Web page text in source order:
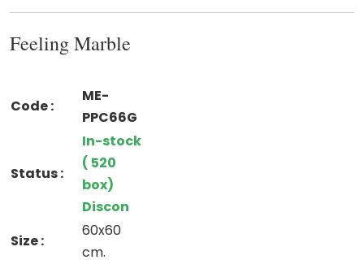
Feeling Marble
Code :
ME-
PPC66G
Status :
In-stock
( 520
box)
Discon
Size :
60x60
cm.